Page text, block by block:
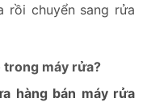
rồi chuyển sang rửa
trong máy rửa?
hàng bán máy rửa